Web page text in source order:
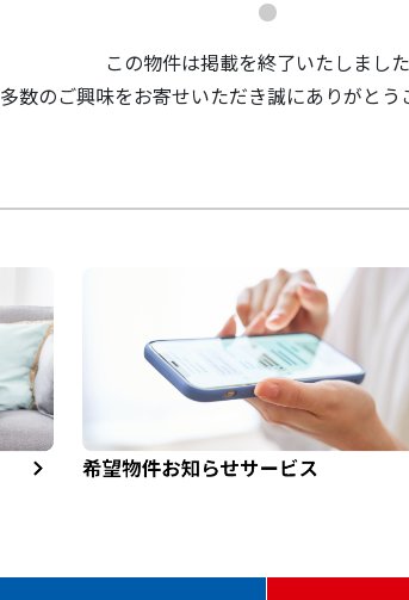
この物件は掲載を終了いたしました
多数のご興味をお寄せいただき誠にありがとう